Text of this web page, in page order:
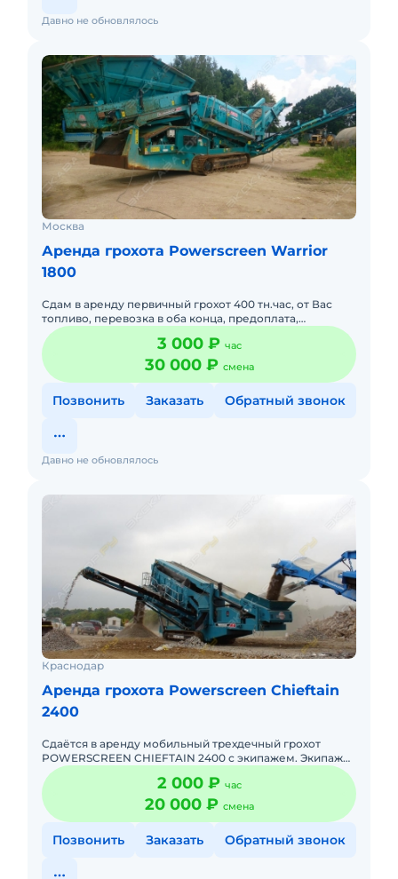
Давно не обновлялось
Москва
Аренда грохота Powerscreen Warrior
1800
Сдам в аренду первичный грохот 400 тн.час, от Вас
топливо, перевозка в оба конца, предоплата,
размещение оператора.
3 000 ₽ час
30 000 ₽ смена
Позвонить Заказать Обратный звонок
Давно не обновлялось
Краснодар
Аренда грохота Powerscreen Chieftain
2400
Сдаётся в аренду мобильный трехдечный грохот
POWERSCREEN CHIEFTAIN 2400 с экипажем. Экипаж
обучен для сортировки и переработки щебня,
песчано-гравийной смеси, "
2 000 ₽ час
20 000 ₽ смена
Позвонить Заказать Обратный звонок